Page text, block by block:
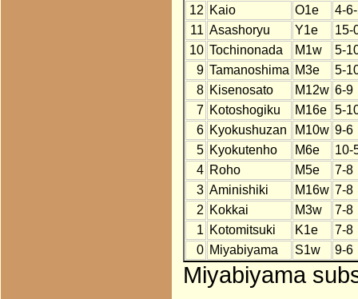
12 Kaio O1e
4-
11 Asashoryu Y1e
15-
10 Tochinonada M1w
5-
9 Tamanoshima M3e
5-
8 Kisenosato M12w 6-9
7 Kotoshogiku M16e
5-
6 Kyokushuzan M10w 9-6
5 Kyokutenho M6e
10-
4 Roho M5e
7-8
3 Aminishiki M16w 7-8
2 Kokkai M3w
7-8
1 Kotomitsuki K1e
7-8
0 Miyabiyama S1w 9-6
Miyabiyama